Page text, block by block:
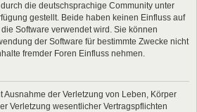
die deutschsprachige Community unter
gestellt. Beide haben keinen Einfluss auf
Software verwendet wird. Sie können
der Software für bestimmte Zwecke nicht
fremder Foren Einfluss nehmen.
Ausnahme der Verletzung von Leben, Körper
Verletzung wesentlicher Vertragspflichten